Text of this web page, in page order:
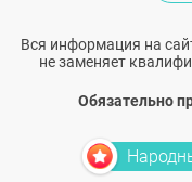
Вся информация на
не заменяет
Обязательно